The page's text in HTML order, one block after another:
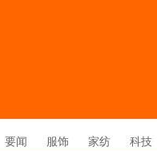
要闻 服饰 家纺 科技